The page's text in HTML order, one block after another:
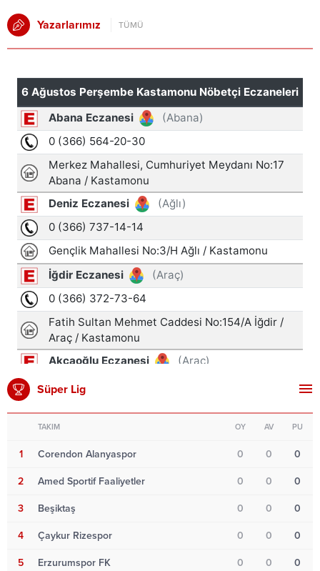
Yazarlarımız TÜMÜ
Süper Lig
TAKIM OY AV PU
1 Corendon Alanyaspor 0 0 0
2 Amed Sportif Faaliyetler 0 0 0
3 Beşiktaş 0 0 0
4 Çaykur Rizespor 0 0 0
5 Erzurumspor FK 0 0 0